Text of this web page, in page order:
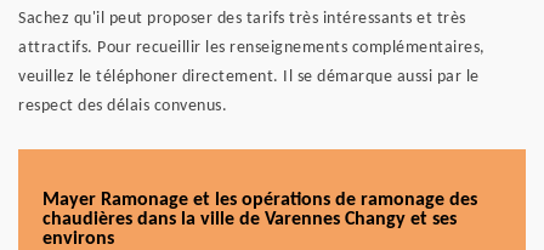
Sachez qu'il peut proposer des tarifs très intéressants et très
attractifs. Pour recueillir les renseignements complémentaires,
veuillez le téléphoner directement. Il se démarque aussi par le
respect des délais convenus.
Mayer Ramonage et les opérations de ramonage des
chaudières dans la ville de Varennes Changy et ses
environs